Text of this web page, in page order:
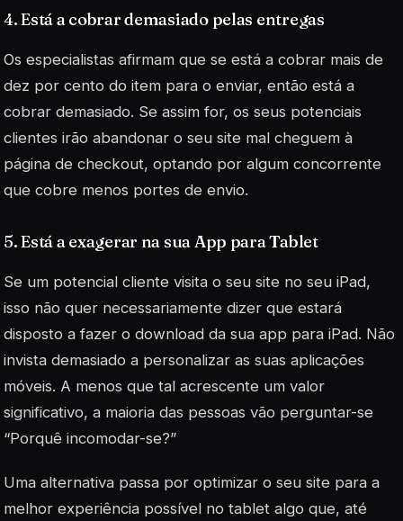
4. Está a cobrar demasiado pelas entregas
Os especialistas afirmam que se está a cobrar mais de
dez por cento do item para o enviar, então está a
cobrar demasiado. Se assim for, os seus potenciais
clientes irão abandonar o seu site mal cheguem à
página de checkout, optando por algum concorrente
que cobre menos portes de envio.
5. Está a exagerar na sua App para Tablet
Se um potencial cliente visita o seu site no seu iPad,
isso não quer necessariamente dizer que estará
disposto a fazer o download da sua app para iPad. Não
invista demasiado a personalizar as suas aplicações
móveis. A menos que tal acrescente um valor
significativo, a maioria das pessoas vão perguntar-se
“Porquê incomodar-se?”
Uma alternativa passa por optimizar o seu site para a
melhor experiência possível no tablet algo que, até